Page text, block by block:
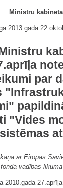
Ministru
2013.gada
par
"Vides
ar Eiropas
vadības
2010.gada